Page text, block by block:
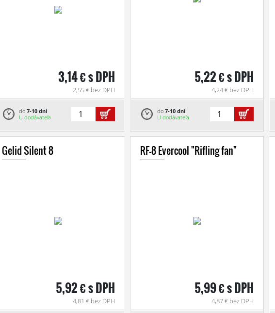
3,14 € s DPH
2,55 € bez DPH
do 7-10 dní
U dodávateľa
5,22 € s DPH
4,24 € bez DPH
do7-10 dní
U dodávateľa
Gelid Silent 8
5,92 € s DPH
4,81 € bez DPH
RF-8 Evercool "Rifling fan"
5,99 € s DPH
4,87 € bez DPH